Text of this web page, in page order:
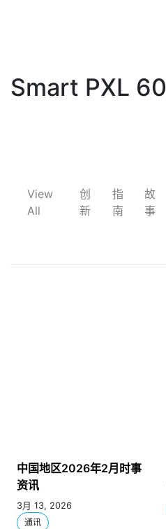
Smart PXL 60
View
All
创
新
指
南
故
事
中国地区2026年2月时事
资讯
3月 13, 2026
通讯